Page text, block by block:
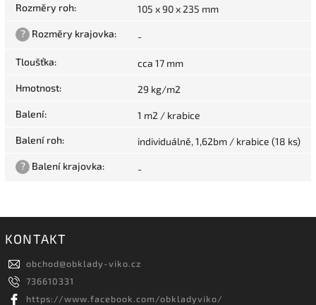
Rozměry roh: 105 x 90 x 235 mm
? Rozměry krajovka: -
Tloušťka: cca 17 mm
Hmotnost: 29 kg/m2
Balení: 1 m2 / krabice
Balení roh: individuálně, 1,62bm / krabice (18 ks)
? Balení krajovka: -
KONTAKT
obchod@obklady-viko.cz
736610331
https://www.facebook.com/obkladyviko/